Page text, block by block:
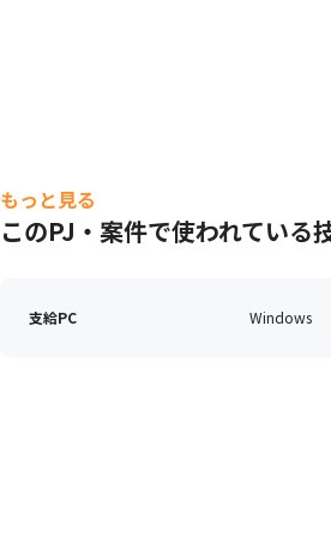
もっと見る
このPJ・案件で使われている
支給PC Windows